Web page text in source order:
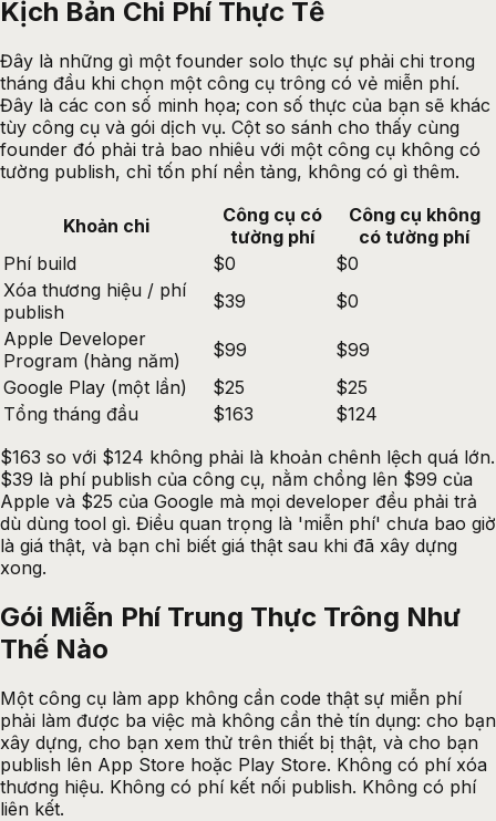
Kịch Bản Chi Phí Thực Tế
Đây là những gì một founder solo thực sự phải chi trong
tháng đầu khi chọn một công cụ trông có vẻ miễn phí.
Đây là các con số minh họa; con số thực của bạn sẽ khác
tùy công cụ và gói dịch vụ. Cột so sánh cho thấy cùng
founder đó phải trả bao nhiêu với một công cụ không có
tường publish, chỉ tốn phí nền tảng, không có gì thêm.
Khoản chi
Công cụ có
tường phí
Công cụ không
có tường phí
Phí build
$0
$0
Xóa thương hiệu / phí
publish
$39
$0
Apple Developer
Program (hàng năm)
$99
$99
Google Play (một lần)
$25
$25
Tổng tháng đầu
$163
$124
$163 so với $124 không phải là khoản chênh lệch quá lớn.
$39 là phí publish của công cụ, nằm chồng lên $99 của
Apple và $25 của Google mà mọi developer đều phải trả
dù dùng tool gì. Điều quan trọng là 'miễn phí' chưa bao giờ
là giá thật, và bạn chỉ biết giá thật sau khi đã xây dựng
xong.
Gói Miễn Phí Trung Thực Trông Như
Thế Nào
Một công cụ làm app không cần code thật sự miễn phí
phải làm được ba việc mà không cần thẻ tín dụng: cho bạn
xây dựng, cho bạn xem thử trên thiết bị thật, và cho bạn
publish lên App Store hoặc Play Store. Không có phí xóa
thương hiệu. Không có phí kết nối publish. Không có phí
liên kết.